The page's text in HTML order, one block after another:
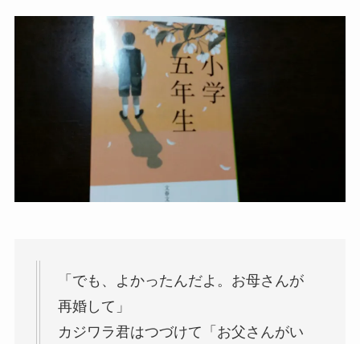
「でも、よかったんだよ。お母さんが
再婚して」
カジワラ君はつづけて「お父さんがい